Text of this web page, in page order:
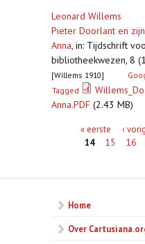
Leonard Willems
Pieter Doorlant en
Anna, in: Tijdschrift
bibliotheekwezen, 8
[Willems 1910]
Tagged
Anna.PDF (2.43 MB)
Pagina's« eerste ‹
14
15 16
Home
Over